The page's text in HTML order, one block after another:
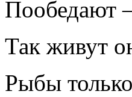
Пообедают
Так живут
Рыбы